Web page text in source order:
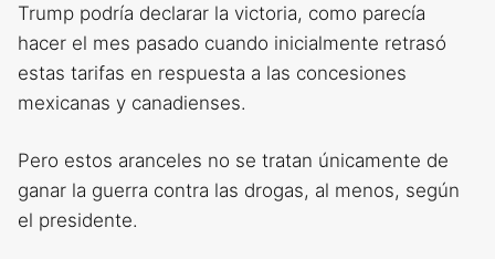
Trump podría declarar la victoria, como parecía
hacer el mes pasado cuando inicialmente retrasó
estas tarifas en respuesta a las concesiones
mexicanas y canadienses.
Pero estos aranceles no se tratan únicamente de
ganar la guerra contra las drogas, al menos, según
el presidente.